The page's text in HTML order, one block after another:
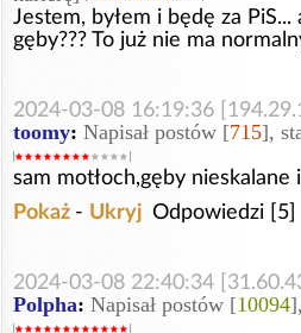
Jestem, byłem i będę za
gęby??? To już nie ma
2024-03-08 16:19:36
toomy: Napisał postów [715],
sam motłoch,gęby nieskalane
Pokaż - Ukryj Odpowiedzi [5]
2024-03-08 22:40:34
Polpha: Napisał postów [10094